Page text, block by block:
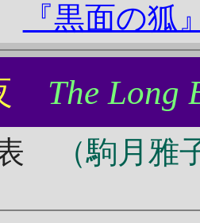
『黒面の狐
The Long
（駒月